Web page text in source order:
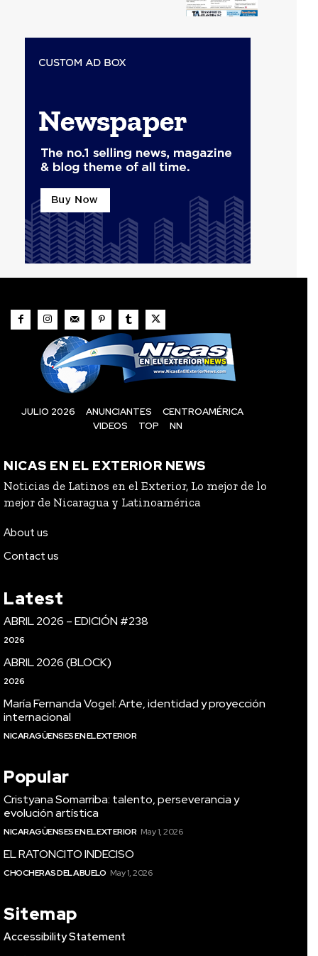
JULIO 2026 ANUNCIANTES
CENTROAMÉRICA
VIDEOS
TOP NN
NICAS EN EL EXTERIOR NEWS
Noticias de Latinos en el Exterior, Lo mejor de lo
mejor de Nicaragua y Latinoamérica
About us
Contact us
Latest
ABRIL 2026 – EDICIÓN #238
2026
ABRIL 2026 (BLOCK)
2026
María Fernanda Vogel: Arte, identidad y proyección
internacional
NICARAGÜENSES EN EL EXTERIOR
Popular
Cristyana Somarriba: talento, perseverancia y
evolución artística
NICARAGÜENSES EN EL EXTERIOR May 1, 2026
EL RATONCITO INDECISO
CHOCHERAS DEL ABUELO May 1, 2026
Sitemap
Accessibility Statement